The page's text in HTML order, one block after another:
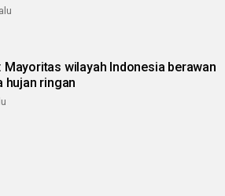
Mayoritas wilayah Indonesia berawan
hujan ringan